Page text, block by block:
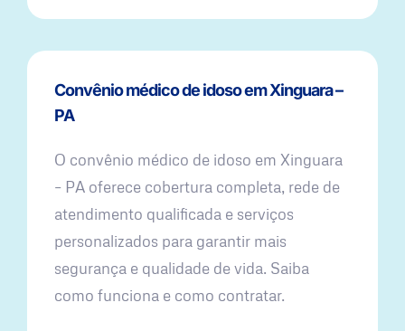
Convênio médico de idoso em Xinguara –
PA
O convênio médico de idoso em Xinguara
– PA oferece cobertura completa, rede de
atendimento qualificada e serviços
personalizados para garantir mais
segurança e qualidade de vida. Saiba
como funciona e como contratar.